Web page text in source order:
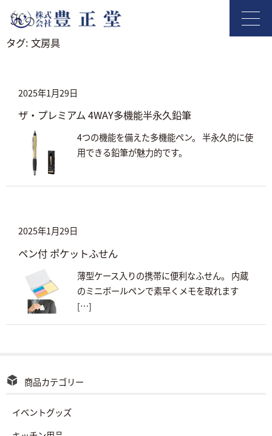
タグ:文房具
2025年1月29日
ザ・プレミアム 4WAY多機能半永久鉛筆
4つの機能を備えた多機能ペン。 半永久的に使
用できる鉛筆が魅力的です。
2025年1月29日
ペン付 ポケットふせん
薄型ケース入りの携帯に便利なふせん。 内蔵
のミニボールペンで素早くメモを取れます
[…]
商品カテゴリー
イベントグッズ